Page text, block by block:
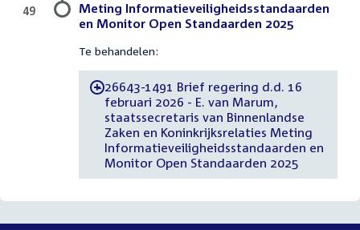
Meting Informatieveiligheidsstandaarden
en Monitor Open Standaarden 2025
Te behandelen:
-26643-1491 Brief regering d.d. 16
februari 2026 - E. van Marum,
staatssecretaris van Binnenlandse
Zaken en Koninkrijksrelaties Meting
Informatieveiligheidsstandaarden en
Monitor Open Standaarden 2025
49